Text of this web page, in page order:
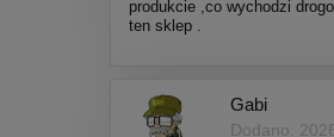
produkcie ,co wychodzi
ten sklep .
Gabi
Dodano: